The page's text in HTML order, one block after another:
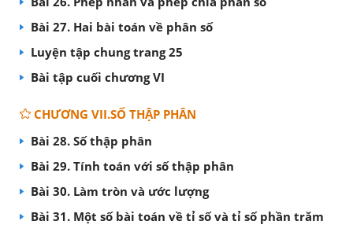
Bài 27. Hai bài toán về phân số
Luyện tập chung trang 25
Bài tập cuối chương VI
CHƯƠNG VII.SỐ THẬP PHÂN
Bài 28. Số thập phân
Bài 29. Tính toán với số thập phân
Bài 30. Làm tròn và ước lượng
Bài 31. Một số bài toán về tỉ số và tỉ số phần trăm